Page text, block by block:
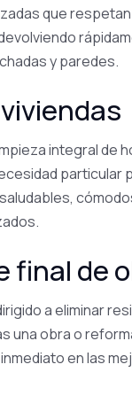
que
y paredes.
integral de
particular
final de
a eliminar
una obra o
en las